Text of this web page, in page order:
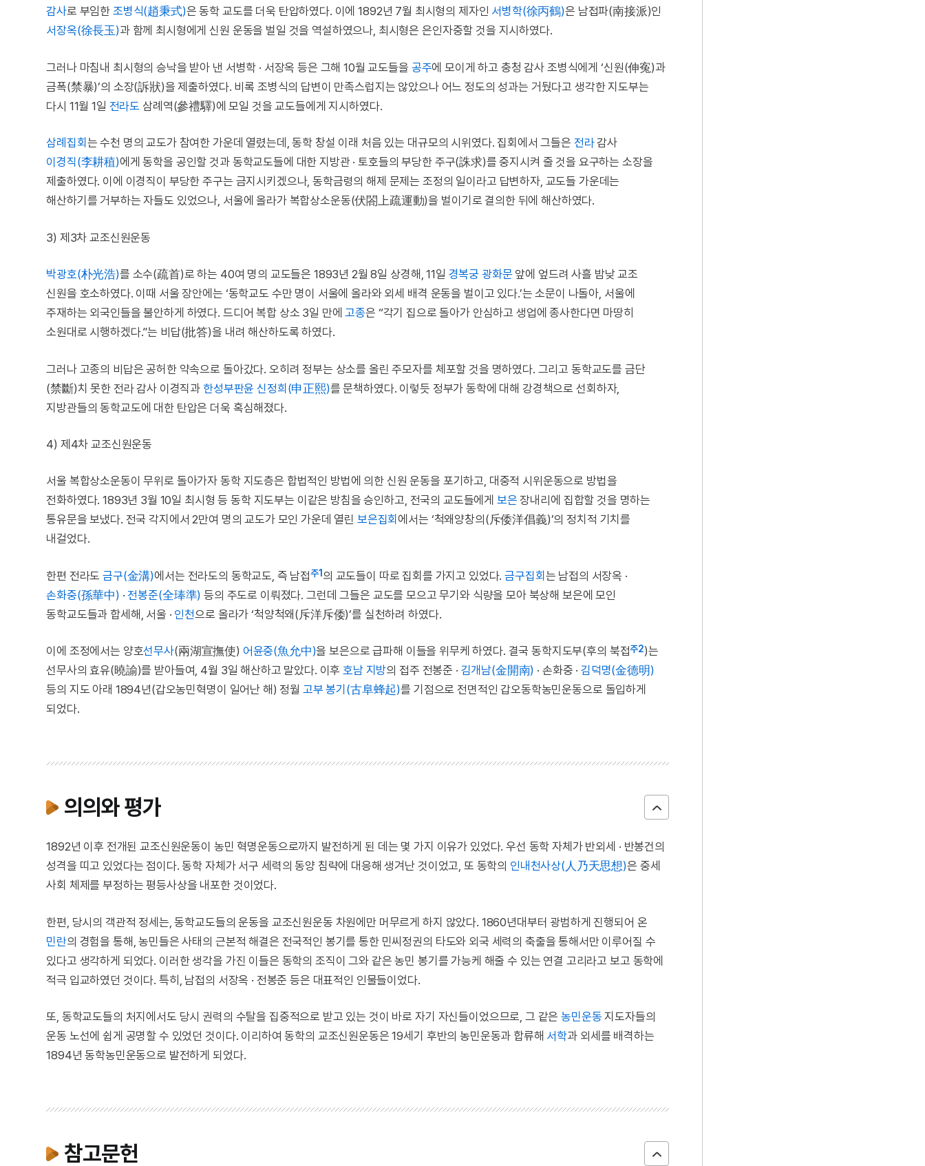
감사로 부임한 조병식(趙秉式)은 동학 교도를 더욱 탄압하였다. 이에 1892년 7월 최시형의 제자인 서병학(徐丙鶴)은 남접파(南接派)인
서장옥(徐長玉)과 함께 최시형에게 신원 운동을 벌일 것을 역설하였으나, 최시형은 은인자중할 것을 지시하였다.
그러나 마침내 최시형의 승낙을 받아 낸 서병학 · 서장옥 등은 그해 10월 교도들을 공주에 모이게 하고 충청 감사 조병식에게 ‘신원(伸寃)과
금폭(禁暴)’의 소장(訴狀)을 제출하였다. 비록 조병식의 답변이 만족스럽지는 않았으나 어느 정도의 성과는 거뒀다고 생각한 지도부는
다시 11월 1일 전라도 삼례역(參禮驛)에 모일 것을 교도들에게 지시하였다.
삼례집회 는 수천 명의 교도가 참여한 가운데 열렸는데, 동학 창설 이래 처음 있는 대규모의 시위였다. 집회에서 그들은 전라감사
이경직(李耕稙)에게 동학을 공인할 것과 동학교도들에 대한 지방관 · 토호들의 부당한 주구(誅求)를 중지시켜 줄 것을 요구하는 소장을
제출하였다. 이에 이경직이 부당한 주구는 금지시키겠으나, 동학금령의 해제 문제는 조정의 일이라고 답변하자, 교도들 가운데는
해산하기를 거부하는 자들도 있었으나, 서울에 올라가 복합상소운동(伏閤上疏運動)을 벌이기로 결의한 뒤에 해산하였다.
3) 제3차 교조신원운동
박광호(朴光浩)를 소수(疏首)로 하는 40여 명의 교도들은 1893년 2월 8일 상경해, 11일 경복궁 광화문 앞에 엎드려 사흘 밤낮 교조
신원을 호소하였다. 이때 서울 장안에는 ‘동학교도 수만 명이 서울에 올라와 외세 배격 운동을 벌이고 있다.’는 소문이 나돌아, 서울에
주재하는 외국인들을 불안하게 하였다. 드디어 복합 상소 3일 만에고종은 “각기 집으로 돌아가 안심하고 생업에 종사한다면 마땅히
소원대로 시행하겠다.”는 비답(批答)을 내려 해산하도록 하였다.
그러나 고종의 비답은 공허한 약속으로 돌아갔다. 오히려 정부는 상소를 올린 주모자를 체포할 것을 명하였다. 그리고 동학교도를 금단
(禁斷)치 못한 전라 감사 이경직과 한성부판윤 신정희(申正熙)를 문책하였다. 이렇듯 정부가 동학에 대해 강경책으로 선회하자,
지방관들의 동학교도에 대한 탄압은 더욱 혹심해졌다.
4) 제4차 교조신원운동
서울 복합상소운동이 무위로 돌아가자 동학 지도층은 합법적인 방법에 의한 신원 운동을 포기하고, 대중적 시위운동으로 방법을
전화하였다. 1893년 3월 10일 최시형 등 동학 지도부는 이같은 방침을 승인하고, 전국의 교도들에게 보은 장내리에 집합할 것을 명하는
통유문을 보냈다. 전국 각지에서 2만여 명의 교도가 모인 가운데 열린 보은집회에서는 ‘척왜양창의(斥倭洋倡義)’의 정치적 기치를
내걸었다.
한편 전라도금구(金溝)에서는 전라도의 동학교도, 즉 남접주1 의 교도들이 따로 집회를 가지고 있었다.금구집회는 남접의 서장옥 ·
손화중(孫華中) ·전봉준(全琫準) 등의 주도로 이뤄졌다. 그런데 그들은 교도를 모으고 무기와 식량을 모아 북상해 보은에 모인
동학교도들과 합세해, 서울 · 인천으로 올라가 ‘척양척왜(斥洋斥倭)’를 실천하려 하였다.
이에 조정에서는 양호선무사(兩湖宣撫使) 어윤중(魚允中)을 보은으로 급파해 이들을 위무케 하였다. 결국 동학지도부(후의 북접주2)는
선무사의 효유(曉諭)를 받아들여, 4월 3일 해산하고 말았다. 이후호남 지방의 접주 전봉준 · 김개남(金開南) · 손화중 · 김덕명(金德明)
등의 지도 아래 1894년(갑오농민혁명이 일어난 해) 정월 고부 봉기(古阜蜂起)를 기점으로 전면적인 갑오동학농민운동으로 돌입하게
되었다.
의의와 평가
1892년 이후 전개된 교조신원운동이 농민 혁명운동으로까지 발전하게 된 데는 몇 가지 이유가 있었다. 우선 동학 자체가 반외세 · 반봉건의
성격을 띠고 있었다는 점이다. 동학 자체가 서구 세력의 동양 침략에 대응해 생겨난 것이었고, 또 동학의 인내천사상(人乃天思想)은 중세
사회 체제를 부정하는 평등사상을 내포한 것이었다.
한편, 당시의 객관적 정세는, 동학교도들의 운동을 교조신원운동 차원에만 머무르게 하지 않았다. 1860년대부터 광범하게 진행되어 온
민란의 경험을 통해, 농민들은 사태의 근본적 해결은 전국적인 봉기를 통한 민씨정권의 타도와 외국 세력의 축출을 통해서만 이루어질 수
있다고 생각하게 되었다. 이러한 생각을 가진 이들은 동학의 조직이 그와 같은 농민 봉기를 가능케 해줄 수 있는 연결 고리라고 보고 동학에
적극 입교하였던 것이다. 특히, 남접의 서장옥 · 전봉준 등은 대표적인 인물들이었다.
또, 동학교도들의 처지에서도 당시 권력의 수탈을 집중적으로 받고 있는 것이 바로 자기 자신들이었으므로, 그 같은농민운동 지도자들의
운동 노선에 쉽게 공명할 수 있었던 것이다. 이리하여 동학의 교조신원운동은 19세기 후반의 농민운동과 합류해 서학과 외세를 배격하는
1894년 동학농민운동으로 발전하게 되었다.
참고문헌